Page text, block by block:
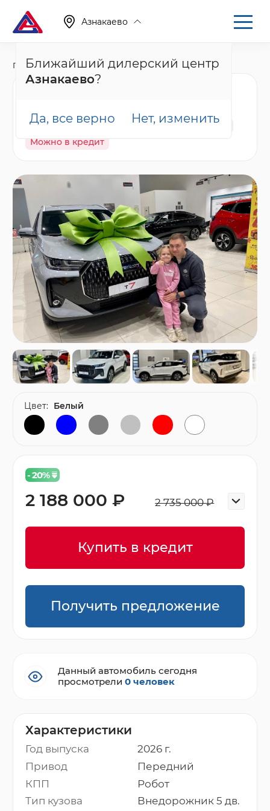
Азнакаево
Ближайший дилерский центр
Азнакаево?
Да, все верно Нет, изменить
Главная Каталог Новые автомобили T7
В наличии Спецпредложение
Гарантия
Можно в кредит
Характеристики
Год выпуска
2026 г.
Привод
Передний
КПП
Робот
Тип кузова
Внедорожник 5 дв.
- 20%
2 735 000 ₽
2 188 000 ₽
Купить в кредит
Получить предложение
Цвет: Белый
Данный автомобиль сегодня
просмотрели0 человек